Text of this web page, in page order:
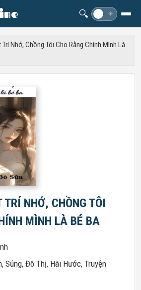
🔍 ☀
Nhớ, Chồng Tôi Cho Rằng Chính Mình Là
NHỚ, CHỒNG TÔI
MÌNH LÀ BÉ BA
, Sủng, Đô Thị, Hài Hước, Truyện